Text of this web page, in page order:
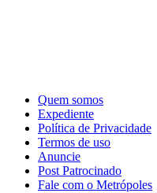
Quem somos
Expediente
Política de Privacidade
Termos de uso
Anuncie
Post Patrocinado
Fale com o Metrópoles